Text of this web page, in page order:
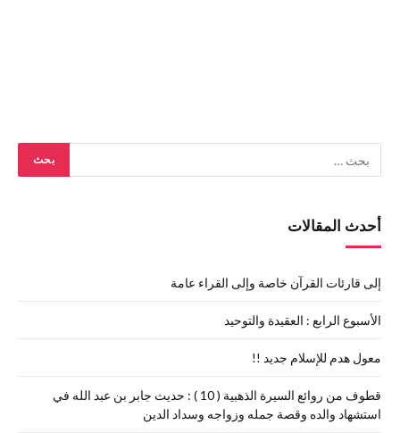
أحدث المقالات
إلى قارئات القرآن خاصة وإلى القراء عامة
الأسبوع الرابع : العقيدة والتوحيد
معول هدم للإسلام جديد !!
قطوف من روائع السيرة الذهبية ( 10 ) : حديث جابر بن عبد الله في
استشهاد والده وقصة جمله وزواجه وسداد الدين